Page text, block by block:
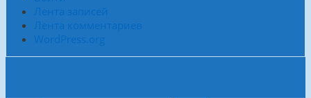
Лента записей
Лента комментариев
WordPress.org